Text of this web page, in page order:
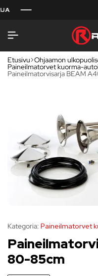
Etusivu Ohjaamon
Paineilmatorvet kuorma-
Paineilmatorvisarja BEAM
Kategoria: Paineilmatorvet
80-85cm